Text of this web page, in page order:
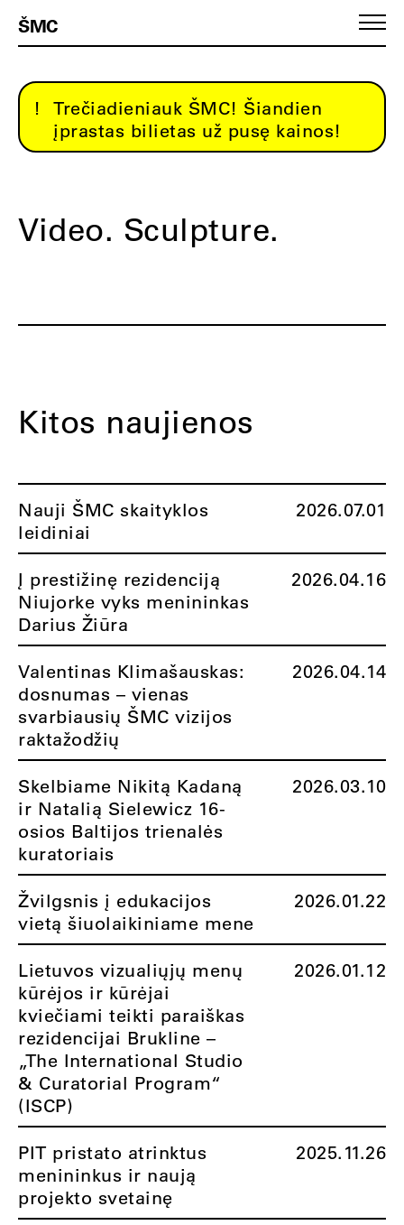
ŠMC
Trečiadieniauk ŠMC! Šiandien
įprastas bilietas už pusę kainos!
Video. Sculpture.
Kitos naujienos
Nauji ŠMC skaityklos
leidiniai
2026.07.01
Į prestižinę rezidenciją
Niujorke vyks menininkas
Darius Žiūra
2026.04.16
Valentinas Klimašauskas:
dosnumas – vienas
svarbiausių ŠMC vizijos
raktažodžių
2026.04.14
Skelbiame Nikitą Kadaną
ir Natalią Sielewicz 16-
osios Baltijos trienalės
kuratoriais
2026.03.10
Žvilgsnis į edukacijos
vietą šiuolaikiniame mene
2026.01.22
Lietuvos vizualiųjų menų
kūrėjos ir kūrėjai
kviečiami teikti paraiškas
rezidencijai Brukline –
„The International Studio
& Curatorial Program“
(ISCP)
2026.01.12
PIT pristato atrinktus
menininkus ir naują
projekto svetainę
2025.11.26